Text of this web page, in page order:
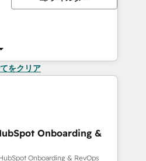
をクリア
Onboarding &
Onboarding & RevOps